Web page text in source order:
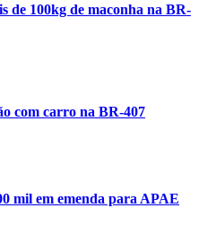
de 100kg de maconha na BR-
com carro na BR-407
mil em emenda para APAE